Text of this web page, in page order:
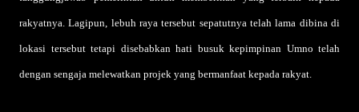
rakyatnya. Lagipun, lebuh raya tersebut sepatutnya telah lama dibina di
lokasi tersebut tetapi disebabkan hati busuk kepimpinan Umno telah
dengan sengaja melewatkan projek yang bermanfaat kepada rakyat.